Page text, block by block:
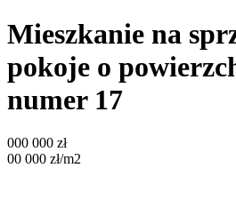
Mieszkanie na
pokoje o
numer 17
000 000 zł
00 000 zł/m2